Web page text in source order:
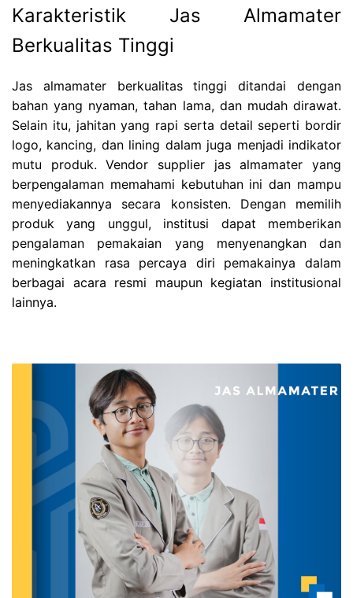
Karakteristik Jas Almamater
Berkualitas Tinggi
Jas almamater berkualitas tinggi ditandai dengan
bahan yang nyaman, tahan lama, dan mudah dirawat.
Selain itu, jahitan yang rapi serta detail seperti bordir
logo, kancing, dan lining dalam juga menjadi indikator
mutu produk. Vendor supplier jas almamater yang
berpengalaman memahami kebutuhan ini dan mampu
menyediakannya secara konsisten. Dengan memilih
produk yang unggul, institusi dapat memberikan
pengalaman pemakaian yang menyenangkan dan
meningkatkan rasa percaya diri pemakainya dalam
berbagai acara resmi maupun kegiatan institusional
lainnya.